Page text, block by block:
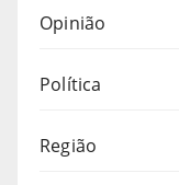
Opinião
Política
Região